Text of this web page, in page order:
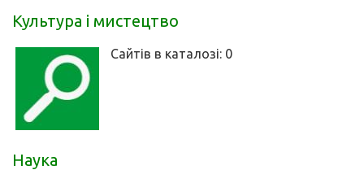
Культура і мистецтво
Сайтів в каталозі: 0
Наука